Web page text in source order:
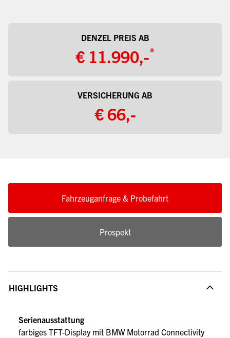
DENZEL PREIS AB
€ 11.990,-*
VERSICHERUNG AB
€ 66,-
Fahrzeuganfrage & Probefahrt
Prospekt
HIGHLIGHTS
Serienausstattung
farbiges TFT-Display mit BMW Motorrad Connectivity